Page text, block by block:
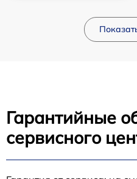
Гарантийные
сервисного